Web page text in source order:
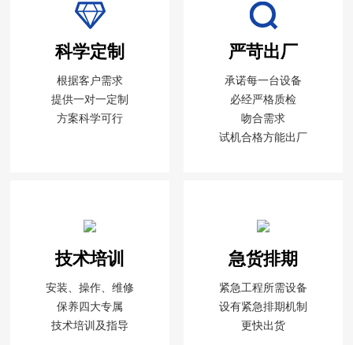
科学定制
根据客户需求
提供一对一定制
方案科学可行
严苛出厂
承诺每一台设备
必经严格质检
吻合需求
试机合格方能出厂
技术培训
安装、操作、维修
保养四大专属
技术培训及指导
急货排期
紧急工程所需设备
设有紧急排期机制
更快出货